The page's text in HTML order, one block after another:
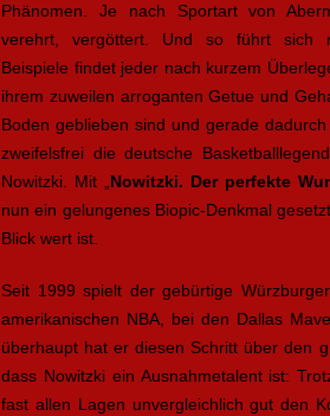
Phänomen. Je nach Sportart von
verehrt, vergöttert. Und so führt sich
Beispiele findet jeder nach kurzem
ihrem zuweilen arroganten Getue und
Boden geblieben sind und gerade
zweifelsfrei die deutsche
Nowitzki. Mit „ Nowitzki. Der perfekte
nun ein gelungenes Biopic-Denkmal
Blick wert ist.
Seit 1999 spielt der gebürtige
amerikanischen NBA, bei den Dallas
überhaupt hat er diesen Schritt über den
dass Nowitzki ein Ausnahmetalent ist:
fast allen Lagen unvergleichlich gut den